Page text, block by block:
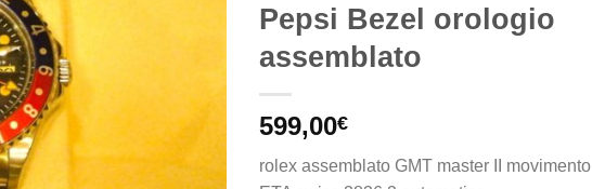
Pepsi Bezel orologio
assemblato
599,00€
rolex assemblato GMT master II movimento